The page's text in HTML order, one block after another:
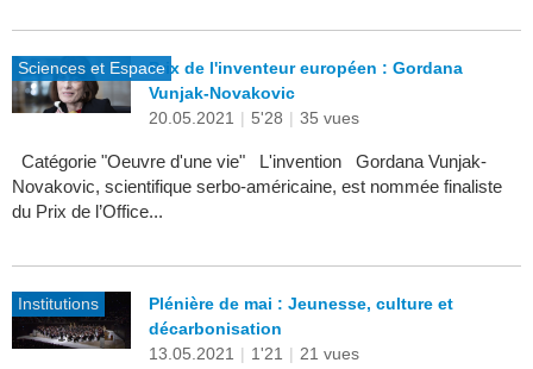
Sciences et EspacePrix de l'inventeur européen : Gordana
Vunjak-Novakovic
20.05.2021 | 5'28 | 35 vues
Catégorie "Oeuvre d'une vie" L'invention Gordana Vunjak-
Novakovic, scientifique serbo-américaine, est nommée finaliste
du Prix de l’Office...
Institutions
Plénière de mai : Jeunesse, culture et
décarbonisation
13.05.2021 | 1'21 | 21 vues